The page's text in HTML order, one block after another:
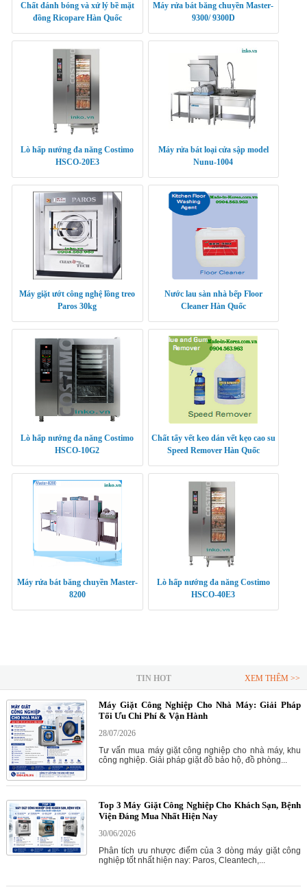
Chất đánh bóng và xử lý bề mặt
đồng Ricopare Hàn Quốc
Máy rửa bát băng chuyền Master-
9300/ 9300D
Lò hấp nướng đa năng Costimo
HSCO-20E3
Máy rửa bát loại cửa sập model
Nunu-1004
Máy giặt ướt công nghệ lồng treo
Paros 30kg
Nước lau sàn nhà bếp Floor
Cleaner Hàn Quốc
Lò hấp nướng đa năng Costimo
HSCO-10G2
Chất tẩy vết keo dán vết kẹo cao su
Speed Remover Hàn Quốc
Máy rửa bát băng chuyền Master-
8200
Lò hấp nướng đa năng Costimo
HSCO-40E3
TIN HOT XEM THÊM >>
Máy Giặt Công Nghiệp Cho Nhà Máy: Giải Pháp
Tối Ưu Chi Phí & Vận Hành
28/07/2026
Tư vấn mua máy giặt công nghiệp cho nhà máy, khu
công nghiệp. Giải pháp giặt đồ bảo hộ, đồ phòng...
Top 3 Máy Giặt Công Nghiệp Cho Khách Sạn, Bệnh
Viện Đáng Mua Nhất Hiện Nay
30/06/2026
Phân tích ưu nhược điểm của 3 dòng máy giặt công
nghiệp tốt nhất hiện nay: Paros, Cleantech,...